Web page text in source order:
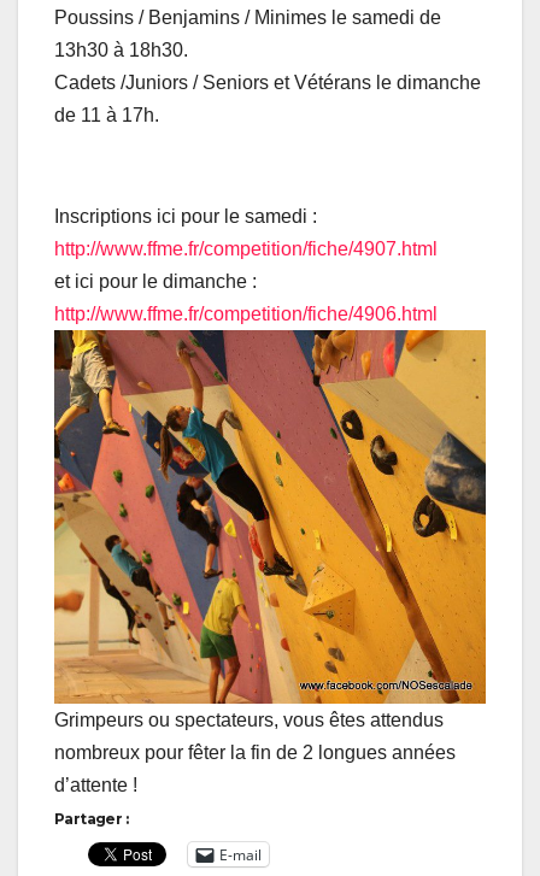
Poussins / Benjamins / Minimes le samedi de
13h30 à 18h30.
Cadets /Juniors / Seniors et Vétérans le dimanche
de 11 à 17h.
Inscriptions ici pour le samedi :
http://www.ffme.fr/competition/fiche/4907.html
et ici pour le dimanche :
http://www.ffme.fr/competition/fiche/4906.html
Grimpeurs ou spectateurs, vous êtes attendus
nombreux pour fêter la fin de 2 longues années
d’attente !
Partager :
E-mail